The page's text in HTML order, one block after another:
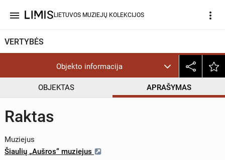
menu LIETUVOS MUZIEJŲ KOLEKCIJOS more_vert
VERTYBĖS
Objekto informacija
OBJEKTAS APRAŠYMAS
Raktas
Muziejus
Šiaulių „Aušros“ muziejus